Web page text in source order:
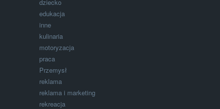
dziecko
edukacja
inne
kulinaria
motoryzacja
praca
Przemysł
reklama
reklama i marketing
rekreacja